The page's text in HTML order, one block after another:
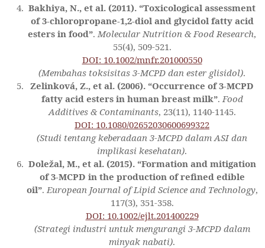
Bakhiya, N., et al. (2011). “Toxicological assessment
of 3-chloropropane-1,2-diol and glycidol fatty acid
esters in food”. Molecular Nutrition & Food Research,
55(4), 509-521.
DOI: 10.1002/mnfr.201000550
(Membahas toksisitas 3-MCPD dan ester glisidol).
Zelinková, Z., et al. (2006). “Occurrence of 3-MCPD
fatty acid esters in human breast milk”. Food
Additives & Contaminants, 23(11), 1140-1145.
DOI: 10.1080/02652030600699322
(Studi tentang keberadaan 3-MCPD dalam ASI dan
implikasi kesehatan).
Doležal, M., et al. (2015). “Formation and mitigation
of 3-MCPD in the production of refined edible
oil”. European Journal of Lipid Science and Technology,
117(3), 351-358.
DOI: 10.1002/ejlt.201400229
(Strategi industri untuk mengurangi 3-MCPD dalam
minyak nabati).